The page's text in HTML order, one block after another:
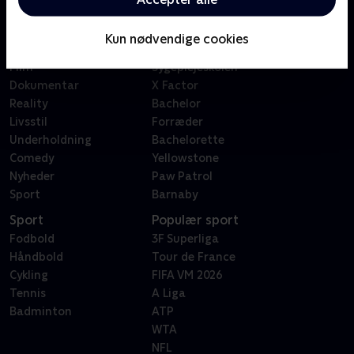
Kun nødvendige cookies
Kategorier
Film
Dokumentar
Reality
Livsstil
Underholdning
Comedy
Nyheder
Sport
Badehotellet
Sygeplejeskolen
X Factor
Bachelor
Forræder
Bachelorette
Yellowstone
Paw Patrol
Barnaby
Sport
Fodbold
Håndbold
Cykling
Tennis
Badminton
Populær sport
3F Superliga
Tour de France
FIFA VM 2026
A Liga
ATP
WTA
NFL